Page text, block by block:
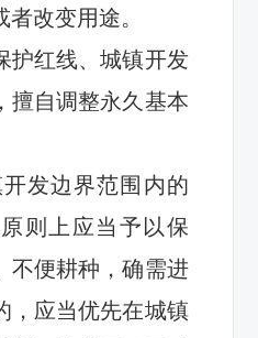
者改变用途。
护红线、城镇开发
擅自调整永久基本
发边界范围 内的
则上应当予以保
不便耕种，确需进
，应当优先在城镇